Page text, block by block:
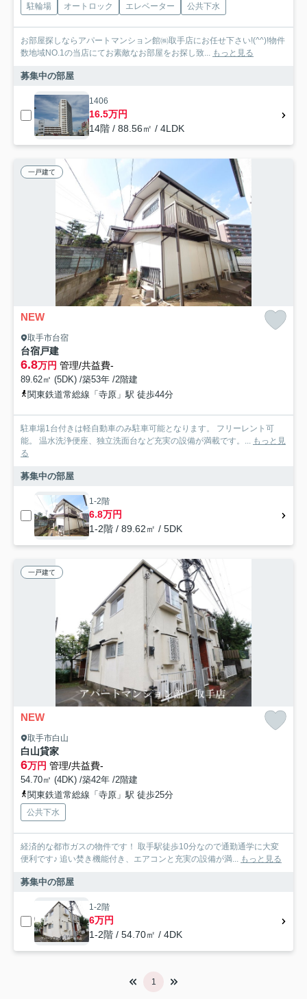
駐輪場 オートロック エレベーター 公共下水
お部屋探しならアパートマンション館㈱取手店にお任せ下さい!(^^)!物件
数地域NO.1の当店にてお素敵なお部屋をお探し致... もっと見る
募集中の部屋
1406
16.5万円
14階 / 88.56㎡ / 4LDK
一戸建て
NEW
取手市台宿
台宿戸建
6.8万円 管理/共益費-
89.62㎡ (5DK) /築53年 /2階建
関東鉄道常総線「寺原」駅 徒歩44分
駐車場1台付きは軽自動車のみ駐車可能となります。 フリーレント可
能。 温水洗浄便座、独立洗面台など充実の設備が満載です。... もっと見
る
募集中の部屋
1-2階
6.8万円
1-2階 / 89.62㎡ / 5DK
一戸建て
NEW
取手市白山
白山貸家
6万円 管理/共益費-
54.70㎡ (4DK) /築42年 /2階建
関東鉄道常総線「寺原」駅 徒歩25分
公共下水
経済的な都市ガスの物件です！ 取手駅徒歩10分なので通勤通学に大変
便利です♪ 追い焚き機能付き、エアコンと充実の設備が満... もっと見る
募集中の部屋
1-2階
6万円
1-2階 / 54.70㎡ / 4DK
1